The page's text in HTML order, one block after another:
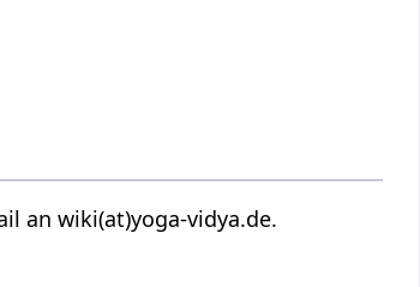
per Email an wiki(at)yoga-vidya.de.